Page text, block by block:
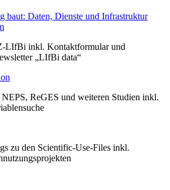
baut: Daten, Dienste und Infrastruktur
LIfBi inkl. Kontaktformular und
„LIfBi data“
ReGES und weiteren Studien inkl.
zu den Scientific-Use-Files inkl.